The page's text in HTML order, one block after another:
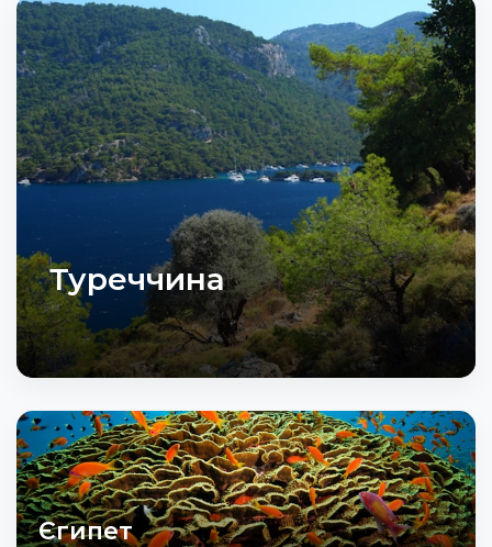
Туреччина
Єгипет